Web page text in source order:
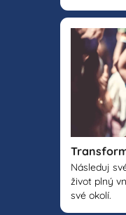
Následuj
život plný
své okolí.